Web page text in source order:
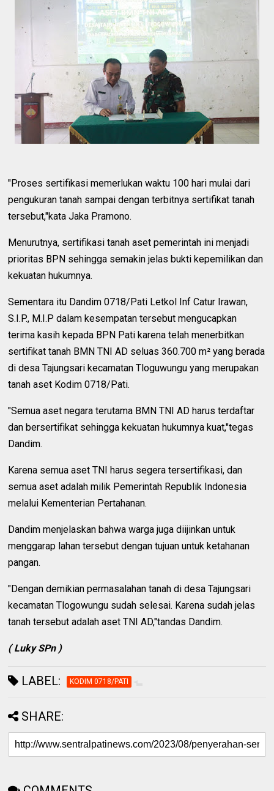
"Proses sertifikasi memerlukan waktu 100 hari mulai dari
pengukuran tanah sampai dengan terbitnya sertifikat tanah
tersebut,"kata Jaka Pramono.
Menurutnya, sertifikasi tanah aset pemerintah ini menjadi
prioritas BPN sehingga semakin jelas bukti kepemilikan dan
kekuatan hukumnya.
Sementara itu Dandim 0718/Pati Letkol Inf Catur Irawan,
S.I.P., M.I.P dalam kesempatan tersebut mengucapkan
terima kasih kepada BPN Pati karena telah menerbitkan
sertifikat tanah BMN TNI AD seluas 360.700 m² yang berada
di desa Tajungsari kecamatan Tloguwungu yang merupakan
tanah aset Kodim 0718/Pati.
"Semua aset negara terutama BMN TNI AD harus terdaftar
dan bersertifikat sehingga kekuatan hukumnya kuat,"tegas
Dandim.
Karena semua aset TNI harus segera tersertifikasi, dan
semua aset adalah milik Pemerintah Republik Indonesia
melalui Kementerian Pertahanan.
Dandim menjelaskan bahwa warga juga diijinkan untuk
menggarap lahan tersebut dengan tujuan untuk ketahanan
pangan.
"Dengan demikian permasalahan tanah di desa Tajungsari
kecamatan Tlogowungu sudah selesai. Karena sudah jelas
tanah tersebut adalah aset TNI AD,"tandas Dandim.
( Luky SPn )
LABEL: KODIM 0718/PATI
SHARE: